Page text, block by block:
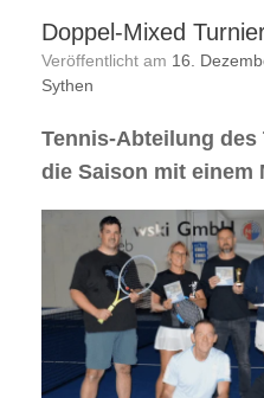
Doppel-Mixed
Veröffentlicht am 16.
Sythen
Tennis-Abteilung des
die Saison mit einem